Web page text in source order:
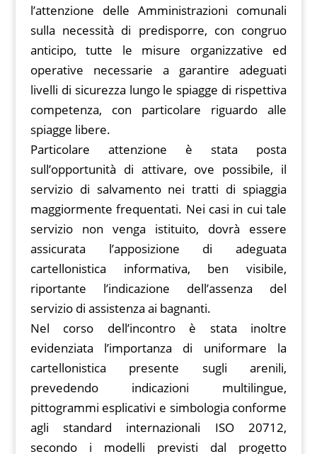
l’attenzione delle Amministrazioni comunali
sulla necessità di predisporre, con congruo
anticipo, tutte le misure organizzative ed
operative necessarie a garantire adeguati
livelli di sicurezza lungo le spiagge di rispettiva
competenza, con particolare riguardo alle
spiagge libere.
Particolare attenzione è stata posta
sull’opportunità di attivare, ove possibile, il
servizio di salvamento nei tratti di spiaggia
maggiormente frequentati. Nei casi in cui tale
servizio non venga istituito, dovrà essere
assicurata l’apposizione di adeguata
cartellonistica informativa, ben visibile,
riportante l’indicazione dell’assenza del
servizio di assistenza ai bagnanti.
Nel corso dell’incontro è stata inoltre
evidenziata l’importanza di uniformare la
cartellonistica presente sugli arenili,
prevedendo indicazioni multilingue,
pittogrammi esplicativi e simbologia conforme
agli standard internazionali ISO 20712,
secondo i modelli previsti dal progetto